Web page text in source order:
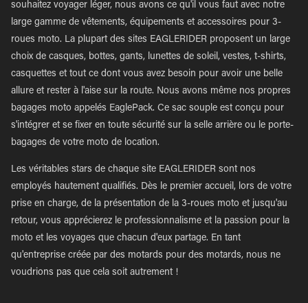
souhaitez voyager léger, nous avons ce qu'il vous faut avec notre
large gamme de vêtements, équipements et accessoires pour 3-
roues moto. La plupart des sites EAGLERIDER proposent un large
choix de casques, bottes, gants, lunettes de soleil, vestes, t-shirts,
casquettes et tout ce dont vous avez besoin pour avoir une belle
allure et rester à l'aise sur la route. Nous avons même nos propres
bagages moto appelés EaglePack. Ce sac souple est conçu pour
s'intégrer et se fixer en toute sécurité sur la selle arrière ou le porte-
bagages de votre moto de location.
Les véritables stars de chaque site EAGLERIDER sont nos
employés hautement qualifiés. Dès le premier accueil, lors de votre
prise en charge, de la présentation de la 3-roues moto et jusqu'au
retour, vous apprécierez le professionnalisme et la passion pour la
moto et les voyages que chacun d'eux partage. En tant
qu'entreprise créée par des motards pour des motards, nous ne
voudrions pas que cela soit autrement !